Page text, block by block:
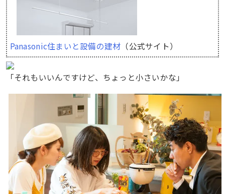
Panasonic住まいと設備の建材 （公式サイト）
「それもいいんですけど、ちょっと小さいかな」